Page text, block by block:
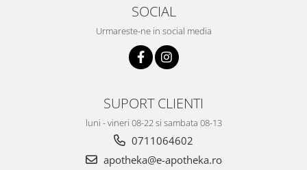
SOCIAL
Urmareste-ne in social media
SUPORT CLIENTI
luni - vineri 08-22 si sambata 08-13
0711064602
apotheka@e-apotheka.ro